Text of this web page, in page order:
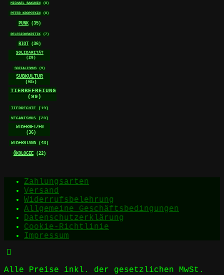
MICHAEL BAKUNIN (8)
PETER KROPOTKIN (8)
PUNK (35)
RELEGIONSKRITIK (7)
RIOT (36)
SOLIDARITÄT
(20)
SOZIALISMUS (9)
SUBKULTUR
(65)
TIERBEFREIUNG
(99)
TIERRECHTE (19)
VEGANISMUS (20)
WIDERSETZEN
(36)
WIDERSTAND (43)
ÖKOLOGIE (22)
Zahlungsarten
Versand
Widerrufsbelehrung
Allgemeine Geschäftsbedingungen
Datenschutzerklärung
Cookie-Richtlinie
Impressum
Alle Preise inkl. der gesetzlichen MwSt.